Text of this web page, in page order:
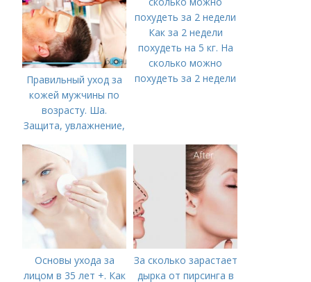
Правильный уход за
кожей мужчины по
возрасту. Ша.
Защита, увлажнение,
Как за 2 недели
похудеть на 5 кг. На
сколько можно
похудеть за 2 недели
Основы ухода за
лицом в 35 лет +. Как
За сколько зарастает
дырка от пирсинга в